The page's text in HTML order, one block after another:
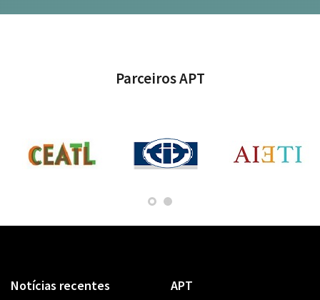
Parceiros APT
Notícias recentes APT